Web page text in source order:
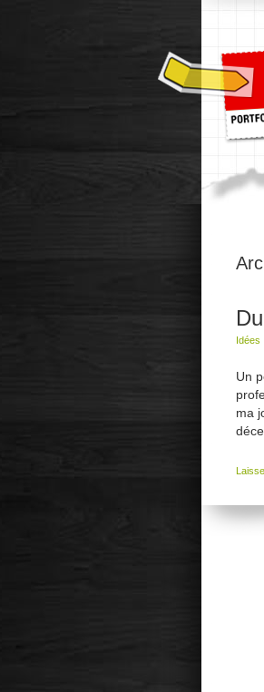
Idées
Un
ma